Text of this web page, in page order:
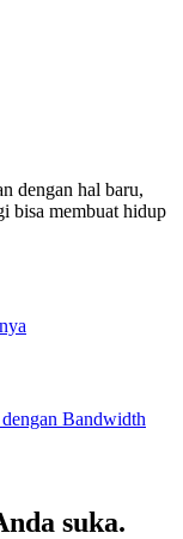
dengan hal baru,
bisa membuat hidup
Bandwidth
suka.